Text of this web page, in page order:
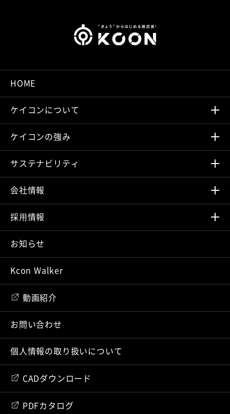
HOME
ケイコンについて
ケイコンの強み
サステナビリティ
会社情報
採⽤情報
お知らせ
Kcon Walker
動画紹介
お問い合わせ
個人情報の取り扱いについて
CADダウンロード
PDFカタログ